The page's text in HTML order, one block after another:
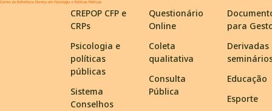
CREPOP CFP e
CRPs
Psicologia e
políticas
públicas
Sistema
Conselhos
Questionário
Online
Coleta
qualitativa
Consulta
Pública
para
Derivadas
Educação
Esporte